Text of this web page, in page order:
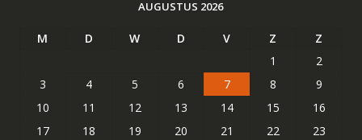
AUGUSTUS 2026
M D W D V Z
Z
1
2
3
4 5 6 7 8
9
10
11 12 13 14 15
16
17
18 19 20 21 22
23